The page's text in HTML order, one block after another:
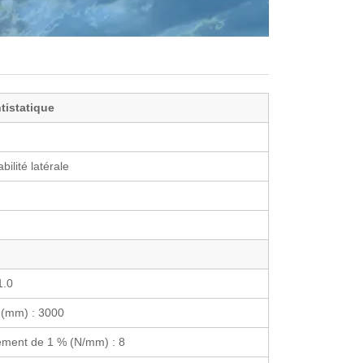
latérale
: 3000
de 1 % (N/mm) : 8